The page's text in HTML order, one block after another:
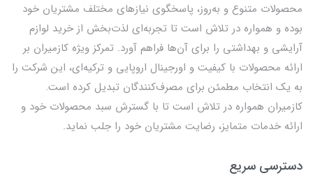
محصولات متنوع و به‌روز، پاسخگوی نیازهای مختلف مشتریان خود
بوده و همواره در تلاش است تا تجربه‌ای لذت‌بخش از خرید لوازم
آرایشی و بهداشتی را برای آن‌ها فراهم آورد. تمرکز ویژه کازمیران بر
ارائه محصولات با کیفیت و اورجینال اروپایی و ترکیه‌ای، این شرکت را
به یک انتخاب مطمئن برای مصرف‌کنندگان تبدیل کرده است.
کازمیران همواره در تلاش است تا با گسترش سبد محصولات خود و
ارائه خدمات متمایز، رضایت مشتریان خود را جلب نماید.
دسترسی سریع